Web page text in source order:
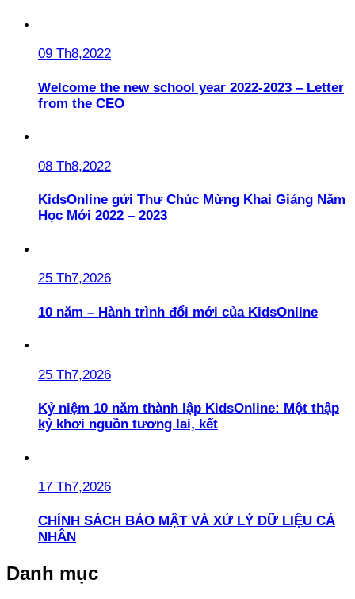
09 Th8,2022
Welcome the new school year 2022-2023 – Letter
from the CEO
08 Th8,2022
KidsOnline gửi Thư Chúc Mừng Khai Giảng Năm
Học Mới 2022 – 2023
25 Th7,2026
10 năm – Hành trình đổi mới của KidsOnline
25 Th7,2026
Kỷ niệm 10 năm thành lập KidsOnline: Một thập
kỷ khơi nguồn tương lai, kết
17 Th7,2026
CHÍNH SÁCH BẢO MẬT VÀ XỬ LÝ DỮ LIỆU CÁ
NHÂN
Danh mục